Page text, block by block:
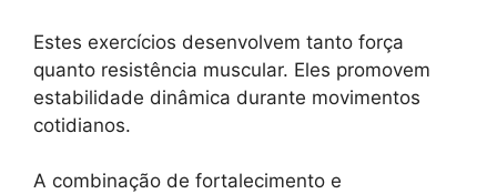
Estes exercícios desenvolvem tanto força
quanto resistência muscular. Eles promovem
estabilidade dinâmica durante movimentos
cotidianos.
A combinação de fortalecimento e